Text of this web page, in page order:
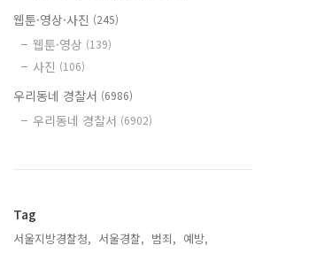
웹툰·영상·사진 (245)
웹툰·영상 (139)
사진 (106)
우리동네 경찰서 (6986)
우리동네 경찰서 (6902)
Tag
서울지방경찰청, 서울경찰, 범죄, 예방,